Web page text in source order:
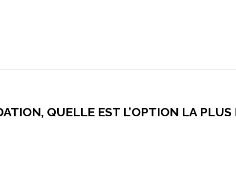
QUELLE EST L’OPTION LA